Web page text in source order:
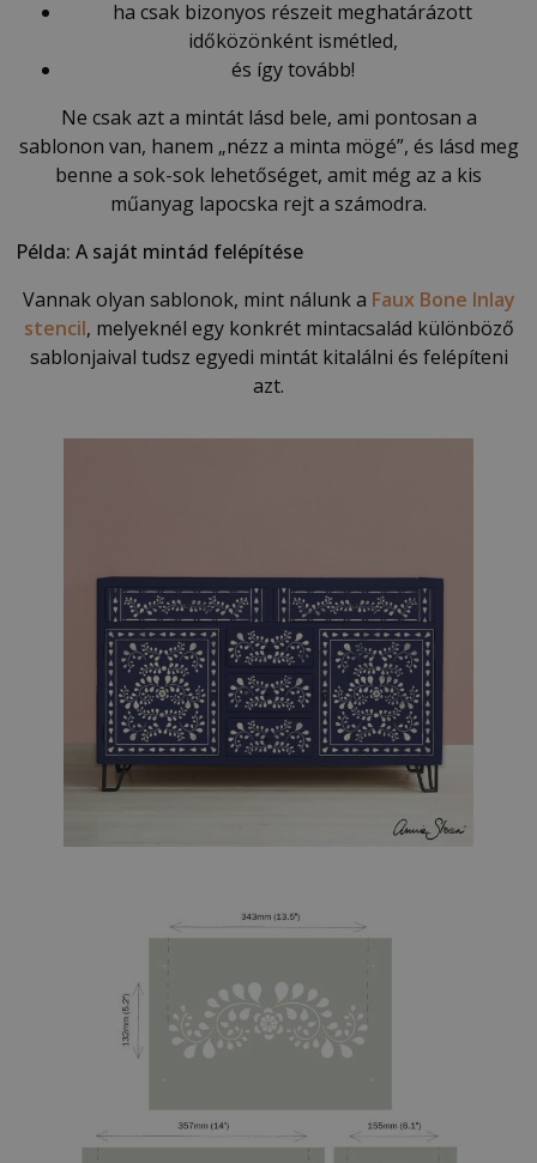
ha csak bizonyos részeit meghatárázott
időközönként ismétled,
és így tovább!
Ne csak azt a mintát lásd bele, ami pontosan a
sablonon van, hanem „nézz a minta mögé”, és lásd meg
benne a sok-sok lehetőséget, amit még az a kis
műanyag lapocska rejt a számodra.
Példa: A saját mintád felépítése
Vannak olyan sablonok, mint nálunk a Faux Bone Inlay
stencil, melyeknél egy konkrét mintacsalád különböző
sablonjaival tudsz egyedi mintát kitalálni és felépíteni
azt.